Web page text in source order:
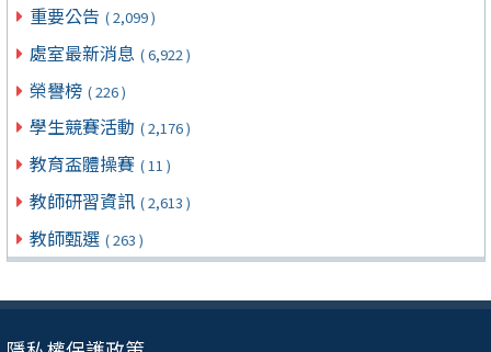
重要公告 ( 2,099 )
處室最新消息 ( 6,922 )
榮譽榜 ( 226 )
學生競賽活動 ( 2,176 )
教育盃體操賽 ( 11 )
教師研習資訊 ( 2,613 )
教師甄選 ( 263 )